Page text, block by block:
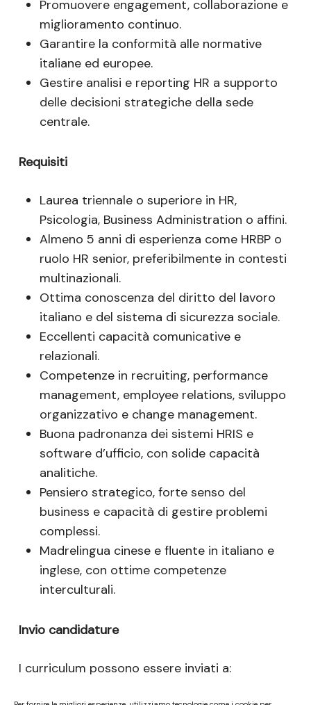
Promuovere engagement, collaborazione e
miglioramento continuo.
Garantire la conformità alle normative
italiane ed europee.
Gestire analisi e reporting HR a supporto
delle decisioni strategiche della sede
centrale.
Requisiti
Laurea triennale o superiore in HR,
Psicologia, Business Administration o affini.
Almeno 5 anni di esperienza come HRBP o
ruolo HR senior, preferibilmente in contesti
multinazionali.
Ottima conoscenza del diritto del lavoro
italiano e del sistema di sicurezza sociale.
Eccellenti capacità comunicative e
relazionali.
Competenze in recruiting, performance
management, employee relations, sviluppo
organizzativo e change management.
Buona padronanza dei sistemi HRIS e
software d’ufficio, con solide capacità
analitiche.
Pensiero strategico, forte senso del
business e capacità di gestire problemi
complessi.
Madrelingua cinese e fluente in italiano e
inglese, con ottime competenze
interculturali.
Invio candidature
I curriculum possono essere inviati a: